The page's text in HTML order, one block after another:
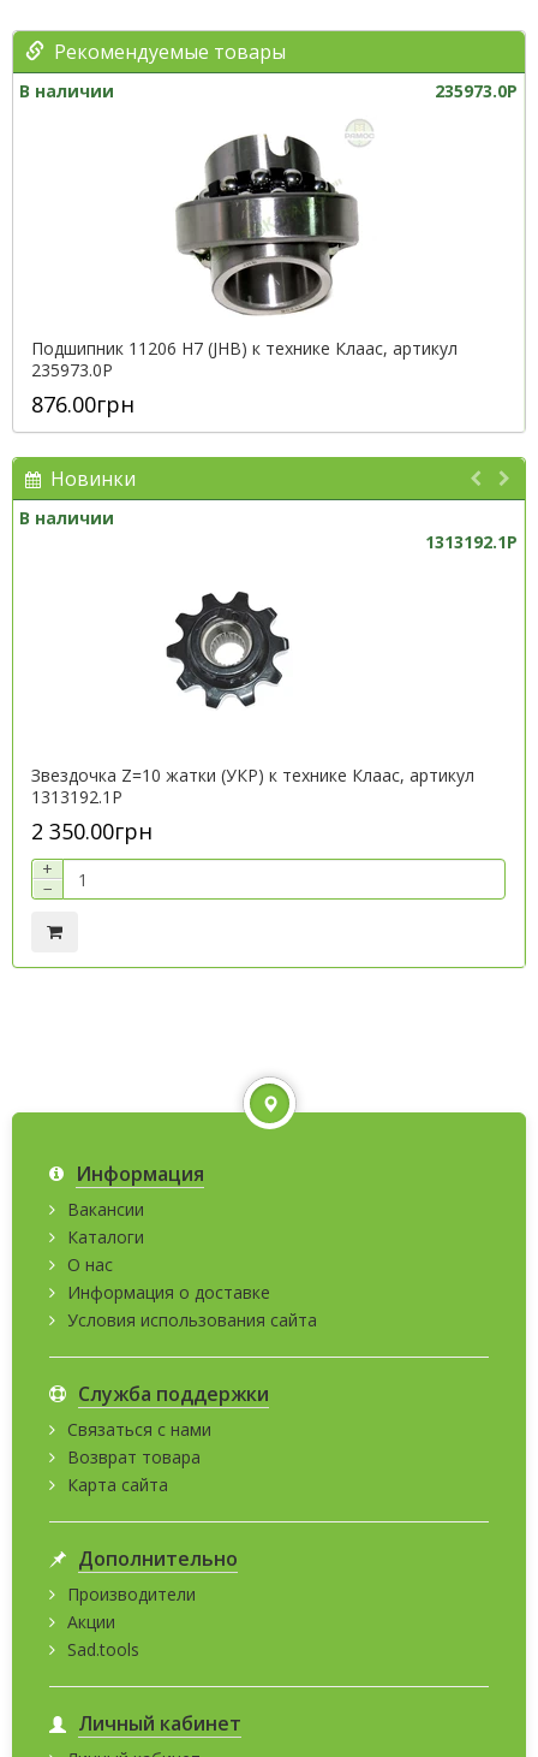
Рекомендуемые товары
В наличии 235973.0P
Подшипник 11206 Н7 (JHB) к технике Клаас, артикул
235973.0P
876.00грн
Новинки
В наличии
1313192.1P
Звездочка Z=10 жатки (УКР) к технике Клаас, артикул
1313192.1P
2 350.00грн
+
−
Информация
Вакансии
Каталоги
О нас
Информация о доставке
Условия использования сайта
Служба поддержки
Связаться с нами
Возврат товара
Карта сайта
Дополнительно
Производители
Акции
Sad.tools
Личный кабинет